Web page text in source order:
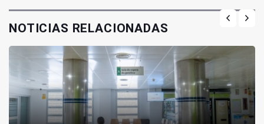
NOTICIAS RELACIONADAS